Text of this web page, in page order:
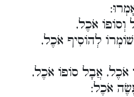
אֹכֶל,
לְהוֹסִיף אֹכֶל,
אֹכֶל, אֲבָל סוֹפוֹ אֹכֶל,
אֹכֶל: